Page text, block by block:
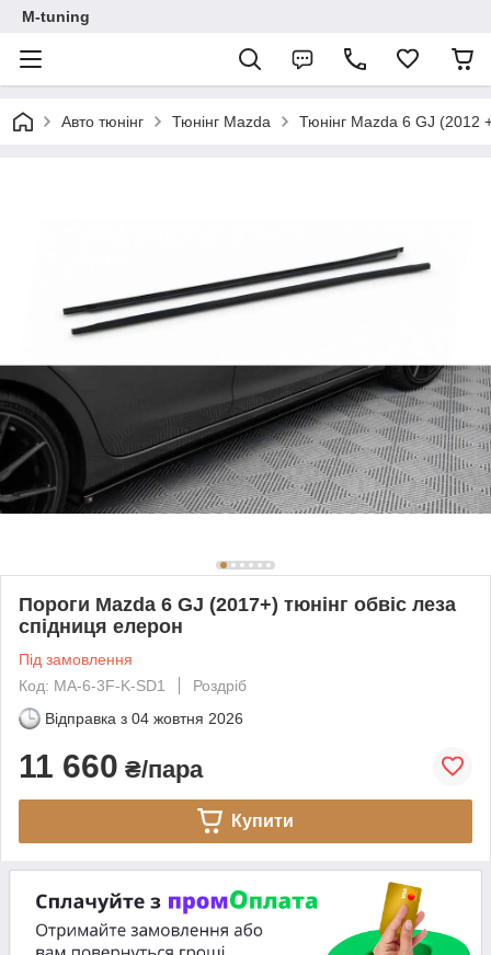
M-tuning
Авто тюнінг Тюнінг Mazda Тюнінг Mazda 6 GJ (2012
Пороги Mazda 6 GJ (2017+) тюнінг обвіс леза
спідниця елерон
Під замовлення
Код: MA-6-3F-K-SD1
Роздріб
Відправка з 04 жовтня 2026
11 660 ₴/пара
Купити